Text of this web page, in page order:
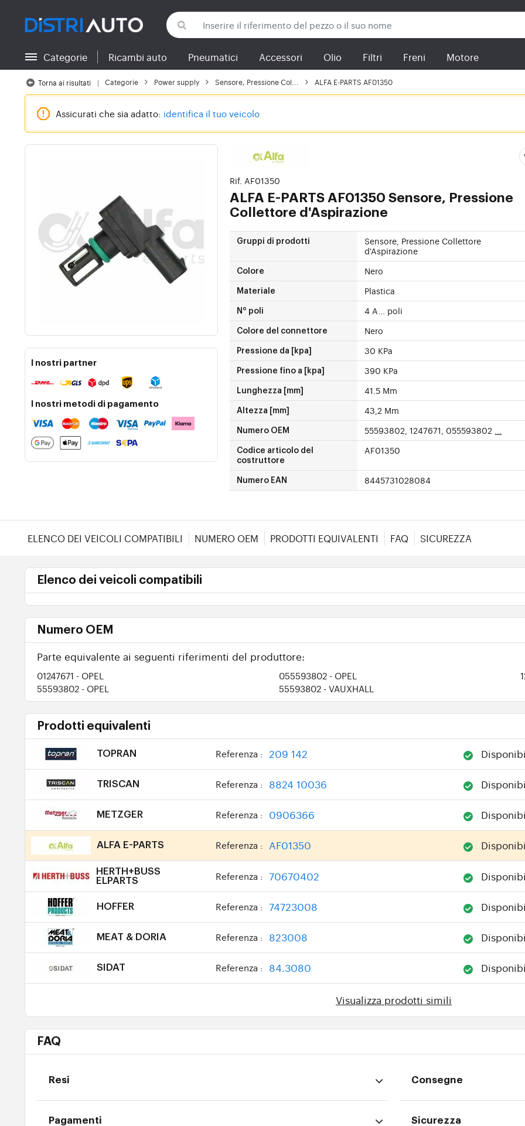
Torna alle categorie
Categorie Ricambi auto Pneumatici Accessori Olio Filtri Freni Motore
Torna ai risultati Categorie Power supply Sensore, Pressione Col... ALFA E-PARTS AF01350
Assicurati che sia adatto: identifica il tuo veicolo
I nostri partner
I nostri metodi di pagamento
Rif. AF01350
ALFA E-PARTS AF01350 Sensore, Pressione
Collettore d'Aspirazione
Gruppi di prodotti
Sensore, Pressione Collettore
d'Aspirazione
Colore Nero
Materiale Plastica
N° poli 4 A... poli
Colore del connettore Nero
Pressione da [kpa] 30 KPa
Pressione fino a [kpa] 390 KPa
Lunghezza [mm] 41.5 Mm
Altezza [mm] 43,2 Mm
Numero OEM 55593802, 1247671, 055593802
Codice articolo del
costruttore
AF01350
Numero EAN 8445731028084
ELENCO DEI VEICOLI COMPATIBILI NUMERO OEM PRODOTTI EQUIVALENTI FAQ SICUREZZA
Elenco dei veicoli compatibili
Numero OEM
Parte equivalente ai seguenti riferimenti del produttore:
01247671 - OPEL 055593802 - OPEL
55593802 - OPEL 55593802 - VAUXHALL
Prodotti equivalenti
TOPRAN Referenza : 209 142
TRISCAN Referenza : 8824 10036
METZGER Referenza : 0906366
ALFA E-PARTS Referenza : AF01350
HERTH+BUSS
ELPARTS
Referenza : 70670402
HOFFER Referenza : 74723008
MEAT & DORIA Referenza : 823008
SIDAT Referenza : 84.3080
Visualizza prodotti simili
FAQ
Resi
Pagamenti
Consegne
Sicurezza